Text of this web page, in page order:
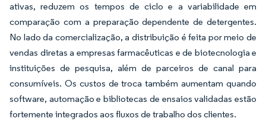
ativas, reduzem os tempos de ciclo e a variabilidade em
comparação com a preparação dependente de detergentes.
No lado da comercialização, a distribuição é feita por meio de
vendas diretas a empresas farmacêuticas e de biotecnologia e
instituições de pesquisa, além de parceiros de canal para
consumíveis. Os custos de troca também aumentam quando
software, automação e bibliotecas de ensaios validadas estão
fortemente integrados aos fluxos de trabalho dos clientes.